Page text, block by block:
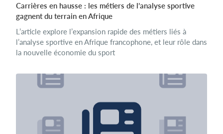
Carrières en hausse : les métiers de l’analyse sportive
gagnent du terrain en Afrique
L’article explore l’expansion rapide des métiers liés à
l’analyse sportive en Afrique francophone, et leur rôle dans
la nouvelle économie du sport